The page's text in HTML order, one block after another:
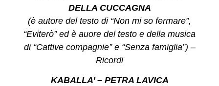
DELLA CUCCAGNA
(è autore del testo di “Non mi so fermare”,
“Eviterò” ed è auore del testo e della musica
di “Cattive compagnie” e “Senza famiglia”) –
Ricordi
KABALLA’ – PETRA LAVICA